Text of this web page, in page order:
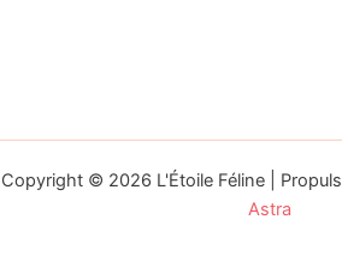
Copyright © 2026 L'Étoile Féline |
Astra